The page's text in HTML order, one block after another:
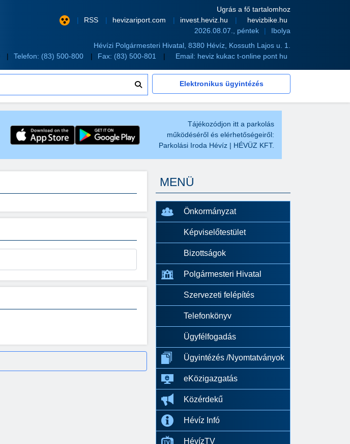
Ugrás a fő tartalomhoz
RSS
hevizariport.com invest.heviz.hu
hevizbike.hu
2026.08.07., péntek
Ibolya
Hévízi Polgármesteri Hivatal, 8380 Hévíz, Kossuth Lajos u. 1.
Telefon: (83) 500-800 Fax: (83) 500-801 Email: heviz kukac t-online pont hu
Elektronikus ügyintézés
Tájékozódjon itt a parkolás
működéséről és elérhetőségeiről:
Parkolási Iroda Hévíz | HÉVÜZ KFT.
MENÜ
Önkormányzat
Képviselőtestület
Bizottságok
Polgármesteri Hivatal
Szervezeti felépítés
Telefonkönyv
Ügyfélfogadás
Ügyintézés /Nyomtatványok
eKözigazgatás
Közérdekű
Hévíz Infó
HévízTV